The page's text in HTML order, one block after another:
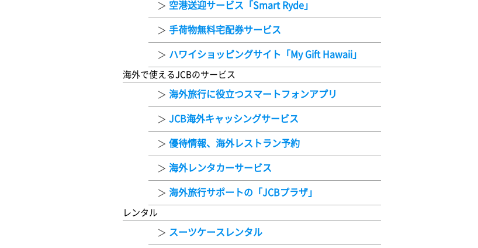
空港送迎サービス「Smart Ryde」
手荷物無料宅配券サービス
ハワイショッピングサイト「My Gift Hawaii」
海外で使えるJCBのサービス
海外旅行に役立つスマートフォンアプリ
JCB海外キャッシングサービス
優待情報、海外レストラン予約
海外レンタカーサービス
海外旅行サポートの「JCBプラザ」
レンタル
スーツケースレンタル